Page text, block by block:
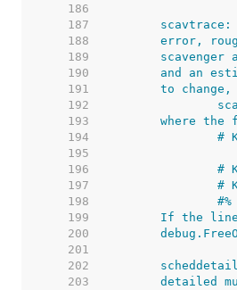
   186
   187
   188
   189
   190
   191
   192
   193
   194
   195
   196
   197
   198
   199
   200
   201
   202
   203